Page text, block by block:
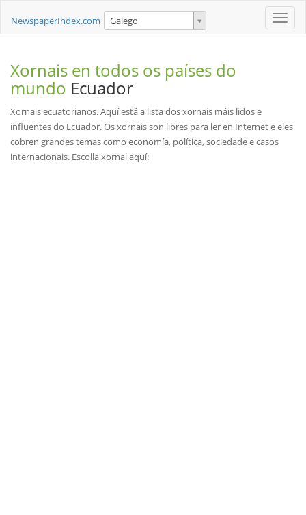
Toggle
NewspaperIndex.com Galego
Xornais en todos os países do
mundo Ecuador
Xornais ecuatorianos. Aquí está a lista dos xornais máis lidos e
influentes do Ecuador. Os xornais son libres para ler en Internet e eles
cobren grandes temas como economía, política, sociedade e casos
internacionais. Escolla xornal aquí: